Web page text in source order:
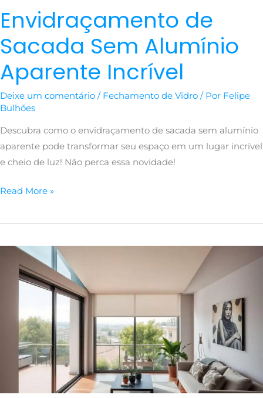
Envidraçamento de
Sacada Sem Alumínio
Aparente Incrível
Deixe um comentário / Fechamento de Vidro / Por Felipe
Bulhões
Descubra como o envidraçamento de sacada sem alumínio
aparente pode transformar seu espaço em um lugar incrível
e cheio de luz! Não perca essa novidade!
Read More »
Envidraçamento
Sacada
Rápido